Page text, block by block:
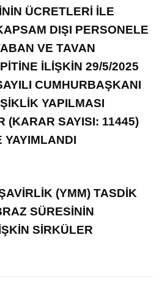
ÜCRETLERİ İLE
DIŞI PERSONELE
VE TAVAN
İLİŞKİN 29/5/2025
CUMHURBAŞKANI
YAPILMASI
(KARAR SAYISI: 11445)
YAYIMLANDI
(YMM) TASDİK
SÜRESİNİN
SİRKÜLER